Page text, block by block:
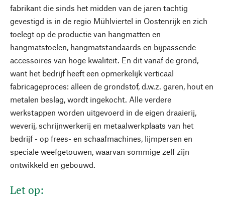
fabrikant die sinds het midden van de jaren tachtig
gevestigd is in de regio Mühlviertel in Oostenrijk en zich
toelegt op de productie van hangmatten en
hangmatstoelen, hangmatstandaards en bijpassende
accessoires van hoge kwaliteit. En dit vanaf de grond,
want het bedrijf heeft een opmerkelijk verticaal
fabricageproces: alleen de grondstof, d.w.z. garen, hout en
metalen beslag, wordt ingekocht. Alle verdere
werkstappen worden uitgevoerd in de eigen draaierij,
weverij, schrijnwerkerij en metaalwerkplaats van het
bedrijf - op frees- en schaafmachines, lijmpersen en
speciale weefgetouwen, waarvan sommige zelf zijn
ontwikkeld en gebouwd.
Let op: